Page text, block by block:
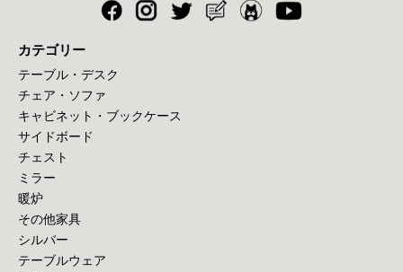
カテゴリー
テーブル・デスク
チェア・ソファ
キャビネット・ブックケース
サイドボード
チェスト
ミラー
暖炉
その他家具
シルバー
テーブルウェア